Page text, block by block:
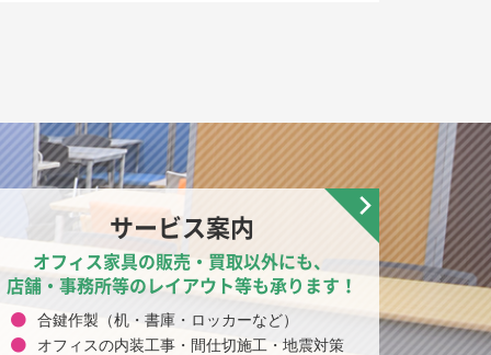
サービス案内
オフィス家具の販売・買取以外にも、
店舗・事務所等のレイアウト等も承ります！
合鍵作製（机・書庫・ロッカーなど）
オフィスの内装工事・間仕切施工・地震対策